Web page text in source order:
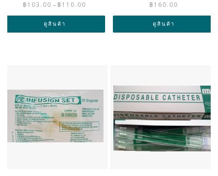
฿103.00 – ฿110.00
through
ดูสินค้า
฿160.00
ดูสินค้า